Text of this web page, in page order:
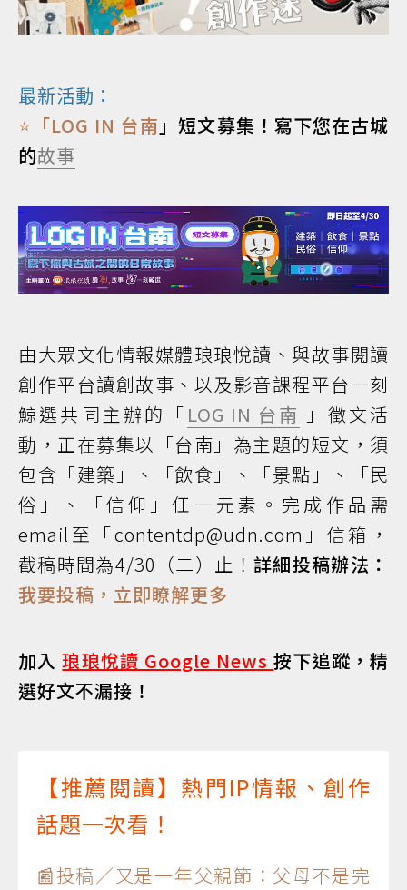
最新活動：
⭐「LOG IN 台南 」短文募集！寫下您在古城
的故事
由大眾文化情報媒體琅琅悅讀、與故事閱讀
創作平台讀創故事、以及影音課程平台一刻
鯨選共同主辦的「 LOG IN 台南 」徵文活
動，正在募集以「台南」為主題的短文，須
包含「建築」、「飲食」、「景點」、「民
俗」、「信仰」任一元素。完成作品需
email至「contentdp@udn.com」信箱，
截稿時間為4/30（二）止！ 詳細投稿辦法：
我要投稿，立即瞭解更多
加入琅琅悅讀 Google News按下追蹤，精
選好文不漏接！
【推薦閱讀】熱門IP情報、創作
話題一次看！
📰投稿／又是一年父親節：父母不是完